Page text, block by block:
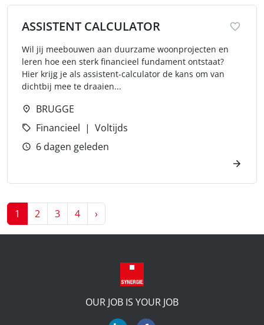
ASSISTENT CALCULATOR
Wil jij meebouwen aan duurzame woonprojecten en
leren hoe een sterk financieel fundament ontstaat?
Hier krijg je als assistent-calculator de kans om van
dichtbij mee te draaien...
BRUGGE
Financieel
Voltijds
6 dagen geleden
1 2 3 4 ›
OUR JOB IS YOUR JOB